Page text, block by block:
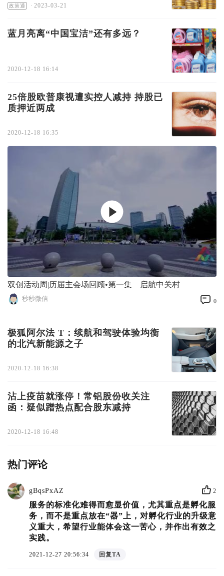
政策通 · 2023-03-21
蓝月亮离“中国宝洁”还有多远？
2020-12-18 16:14
25倍股欧普康视遭实控人减持 持股已
质押近两成
2020-12-18 16:35
双创活动周|历届主会场回顾•第一集 启航中关村
秒秒微信 0
极狐阿尔法 T：续航和驾驶体验均衡
的北汽新能源之子
2020-12-18 16:38
沾上疫苗就涨停！常铝股份收关注
函：疑似蹭热点配合股东减持
2020-12-18 16:48
热门评论
gBqsPxAZ 2
服务的标准化难得而愈显价值，尤其重点是孵化服
务，而不是重点放在“器”上，对孵化行业的升级意
义重大，希望行业能体会这一苦心，并作出有效之
实践。
2021-12-27 20:56:34 回复TA